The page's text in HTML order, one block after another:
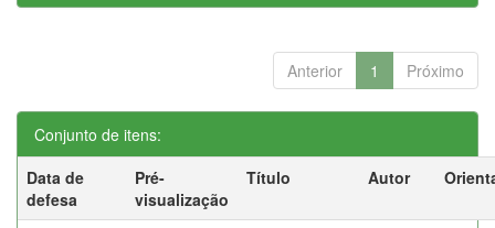
Anterior 1 Próximo
Conjunto de itens:
Data de
defesa
Pré-
visualização
Título Autor